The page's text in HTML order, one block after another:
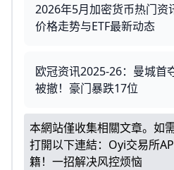
2026年5月加密货币热门资
价格走势与ETF最新动态
欧冠资讯2025-26：曼城首
被撤！豪门暴跌17位
本網站僅收集相關文章。如
打開以下連結： Oyi交易所
籍！一招解决风控烦恼